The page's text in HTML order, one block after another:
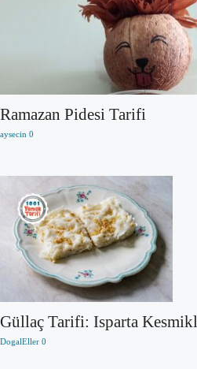
Ramazan Pidesi Tarifi
aysecin 0
Güllaç Tarifi: Isparta
DogalEller 0